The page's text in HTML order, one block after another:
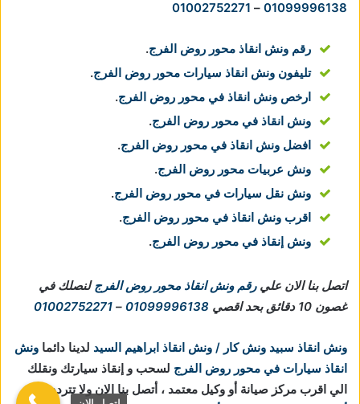
01099996138
–
01002752271
رقم ونش انقاذ محور روض الفرج.
تليفون ونش انقاذ سيارات محور روض الفرج.
ارخص ونش انقاذ في محور روض الفرج.
ونش انقاذ في محور روض الفرج.
افضل ونش انقاذ في محور روض الفرج.
ونش عربيات محور روض الفرج.
ونش نقل سيارات في محور روض الفرج.
اقرب ونش انقاذ في محور روض الفرج.
ونش إنقاذ في محور روض الفرج.
اتصل بنا الان عليرقم ونش انقاذ محور روض الفرجلنصلك في
غصون 10 دقائق بحد اقصي
01099996138
–
01002752271
ونش انقاذ سبيد ونش كار / ونش انقاذ ابراهيم السيد لدينا دائما ونش
انقاذ سيارات في محور روض الفرج لسحب و إنقاذ سيارتك ونقلك
الي اقرب مركز صيانة أو وكيل معتمد ، أتصل بنا الان ولا تتردد ونش